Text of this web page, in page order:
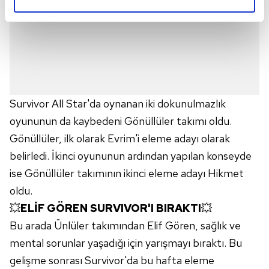
elimizden gelen çabayı gösterdiğimizi ve bu noktada,
Sizlere daha iyi bir hizmet sunabilmek için İnternet
Sitemizde kendimize ve üçüncü kişilere ait çerezler
kullanılmaktadır. Bu çerezler vasıtasıyla çeşitli kişisel
verileriniz işlenmekte olup gerekli olan çerezler bilgi
toplumu hizmetlerinin sunulması amacıyla
kullanılmaktadır. Diğer çerezler, sitemizin daha işlevsel
kılınması ve kişiselleştirilmesi ve sizlere yönelik
reklam/pazarlama faaliyetlerinin yapılması, amaçlarıyla
sınırlı olarak açık rızanız dahilinde kullanılacaktır.
Çerezlere ilişkin tercihlerinizi aşağıda yer alan panel
Survivor All Star'da oynanan iki dokunulmazlık
oyununun da kaybedeni Gönüllüler takımı oldu.
Gönüllüler, ilk olarak Evrim'i eleme adayı olarak
belirledi. İkinci oyununun ardından yapılan konseyde
ise Gönüllüler takımının ikinci eleme adayı Hikmet
oldu.
💥ELİF GÖREN SURVIVOR'I BIRAKTI💥
Bu arada Ünlüler takımından Elif Gören, sağlık ve
mental sorunlar yaşadığı için yarışmayı bıraktı. Bu
gelişme sonrası Survivor'da bu hafta eleme